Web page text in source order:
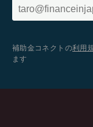
補助金コネクトの利用
ます